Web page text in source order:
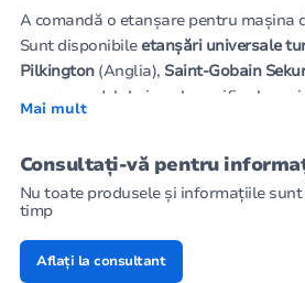
A comandă o etanșare pentru mașina
Sunt disponibile etanșări universale
Pilkington (Anglia), Saint-Gobain
marca, modelul și anul specific al
parbriz, a unui geam lateral sau lunetă
cadrul sucursalelor.
Mai mult
Consultați-vă pentru
Nu toate produsele și informațiile
timp
Aflați la consultant